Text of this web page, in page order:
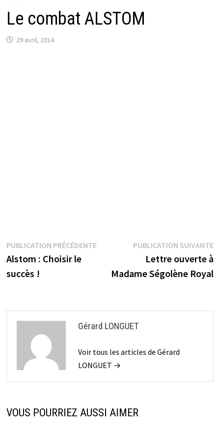
Le combat ALSTOM
29 avril, 2014
Navigation
de
PUBLICATION PRÉCÉDENTEPublication
Alstom : Choisir le
succès !
PUBLICATION SUIVANTE
Lettre ouverte à
Madame Ségolène Royal
Gérard LONGUET
Voir tous les articles de Gérard
LONGUET →
VOUS POURRIEZ AUSSI AIMER